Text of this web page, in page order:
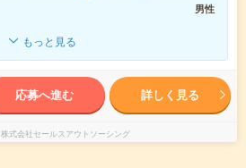
男性
もっと見る
応募へ進む 詳しく見る
株式会社セールスアウトソーシング